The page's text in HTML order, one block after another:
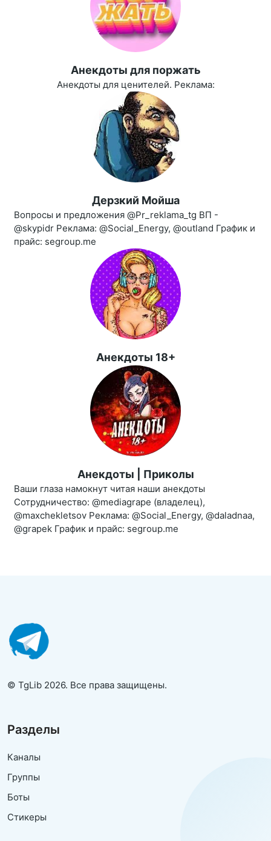
Aнекдоты для поржать
Анекдоты для ценителей. Реклама:
Дерзкий Мойша
Вопросы и предложения @Pr_reklama_tg ВП -
@skypidr Реклама: @Social_Energy, @outland График и
прайс: segroup.me
Анекдоты 18+
Анекдоты | Приколы
Ваши глаза намокнут читая наши анекдоты
Сотрудничество: @mediagrape (владелец),
@maxchekletsov Реклама: @Social_Energy, @daladnaa,
@grapek График и прайс: segroup.me
© TgLib 2026. Все права защищены.
Разделы
Каналы
Группы
Боты
Стикеры